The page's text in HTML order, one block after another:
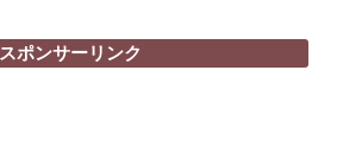
スポンサーリンク